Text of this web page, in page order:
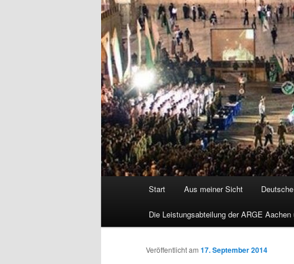
Start Aus meiner Sicht
Die Leistungsabteilung der ARGE
Veröffentlicht am 17. September 2014